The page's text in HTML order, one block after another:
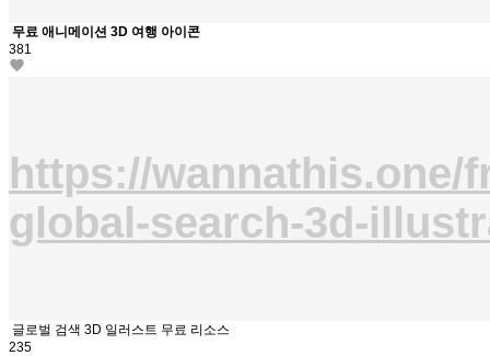
무료 애니메이션 3D 여행 아이콘
381
https://wannathis.one/
global-search-3d-
글로벌 검색 3D 일러스트 무료 리소스
235